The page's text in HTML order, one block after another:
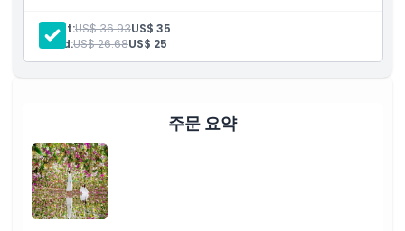
위치
Adult:US$ 36.93US$ 35
Child:US$ 26.68US$ 25
주문 요약